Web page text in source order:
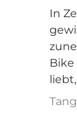
In
Bike